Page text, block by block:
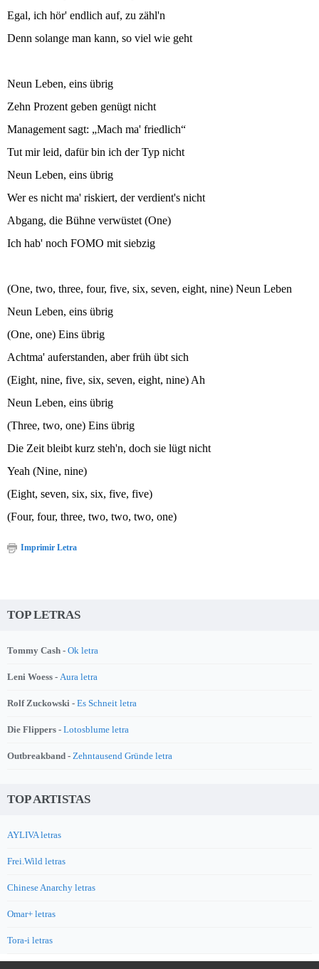
Egal, ich hör' endlich auf, zu zähl'n
Denn solange man kann, so viel wie geht
Neun Leben, eins übrig
Zehn Prozent geben genügt nicht
Management sagt: „Mach ma' friedlich“
Tut mir leid, dafür bin ich der Typ nicht
Neun Leben, eins übrig
Wer es nicht ma' riskiert, der verdient's nicht
Abgang, die Bühne verwüstet (One)
Ich hab' noch FOMO mit siebzig
(One, two, three, four, five, six, seven, eight, nine) Neun Leben
Neun Leben, eins übrig
(One, one) Eins übrig
Achtma' auferstanden, aber früh übt sich
(Eight, nine, five, six, seven, eight, nine) Ah
Neun Leben, eins übrig
(Three, two, one) Eins übrig
Die Zeit bleibt kurz steh'n, doch sie lügt nicht
Yeah (Nine, nine)
(Eight, seven, six, six, five, five)
(Four, four, three, two, two, two, one)
Imprimir Letra
TOP LETRAS
Tommy Cash - Ok letra
Leni Woess - Aura letra
Rolf Zuckowski - Es Schneit letra
Die Flippers - Lotosblume letra
Outbreakband - Zehntausend Gründe letra
TOP ARTISTAS
AYLIVA letras
Frei.Wild letras
Chinese Anarchy letras
Omar+ letras
Tora-i letras